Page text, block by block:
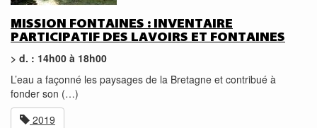
MISSION FONTAINES : INVENTAIRE
PARTICIPATIF DES LAVOIRS ET FONTAINES
> d. : 14h00 à 18h00
L’eau a façonné les paysages de la Bretagne et contribué à
fonder son (…)
2019